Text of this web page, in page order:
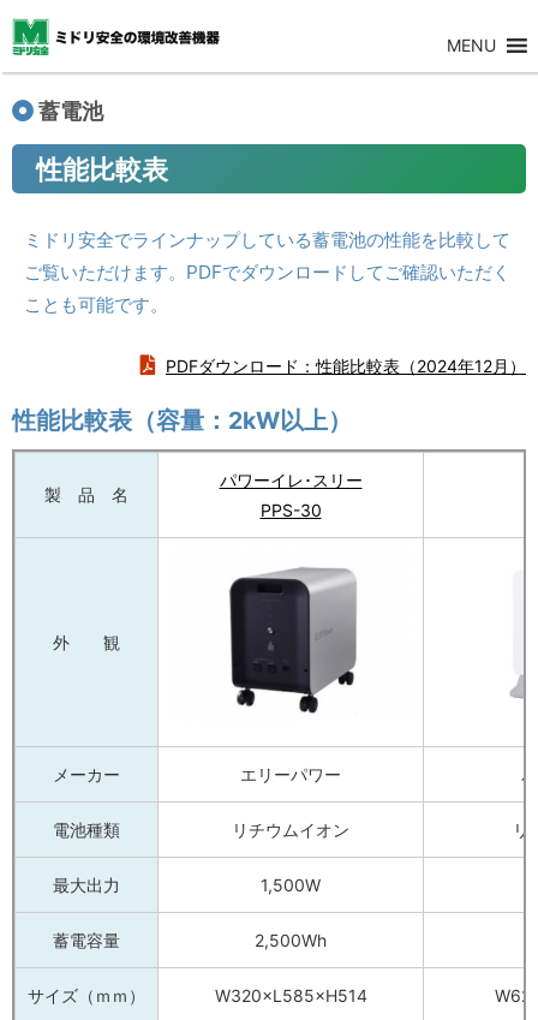
MENU
蓄電池
性能比較表
ミドリ安全でラインナップしている蓄電池の性能を比較して
ご覧いただけます。PDFでダウンロードしてご確認いただく
ことも可能です。
PDFダウンロード：性能比較表（2024年12月）
性能比較表（容量：2kW以上）
製 品 名
パワーイレ･スリー
PPS-30
外 観
メーカー エリーパワー
電池種類 リチウムイオン リ
最大出力 1,500W
蓄電容量 2,500Wh
サイズ（ｍｍ） W320×L585×H514